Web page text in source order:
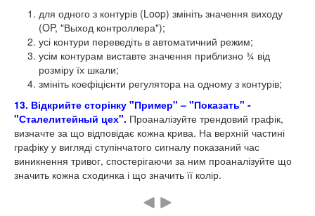
для одного з контурів (Loop) змініть значення виходу
(OP, "Выход контроллера");
усі контури переведіть в автоматичний режим;
усім контурам виставте значення приблизно ¾ від
розміру їх шкали;
змініть коефіцієнти регулятора на одному з контурів;
13. Відкрийте сторінку "Пример" – "Показать" -
"Сталелитейный цех". Проаналізуйте трендовий графік,
визначте за що відповідає кожна крива. На верхній частині
графіку у вигляді ступінчатого сигналу показаний час
виникнення тривог, спостерігаючи за ним проаналізуйте що
значить кожна сходинка і що значить її колір.